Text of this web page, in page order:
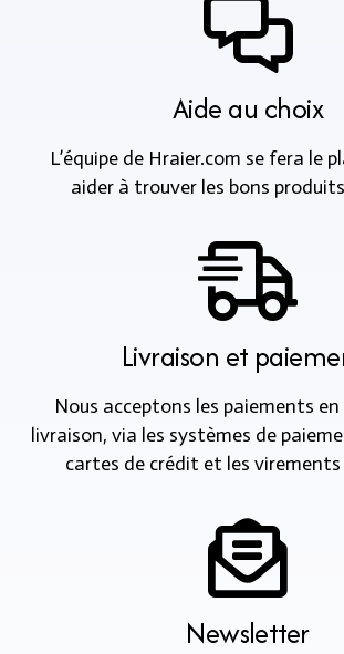
Aide au choix
L’équipe de Hraier.com se fera le
aider à trouver les bons
Livraison et
Nous acceptons les paiements en
livraison, via les systèmes de
cartes de crédit et les virements
Newsletter